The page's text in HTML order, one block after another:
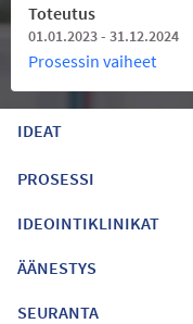
Toteutus
01.01.2023 - 31.12.2024
Prosessin vaiheet
IDEAT
PROSESSI
IDEOINTIKLINIKAT
ÄÄNESTYS
SEURANTA